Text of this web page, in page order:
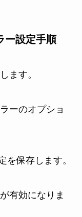
ー設定手順
ます。
ーのオプショ
を保存します。
有効になりま